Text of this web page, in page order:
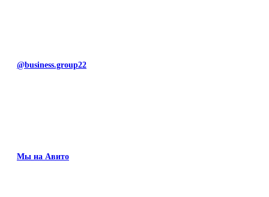
@business.group22
Мы на Авито